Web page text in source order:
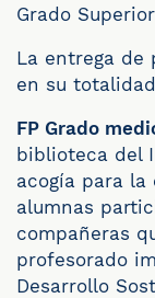
Grado
La entrega de
en su
FP Grado
biblioteca del
acogía para la
alumnas
compañeras
profesorado
Desarrollo